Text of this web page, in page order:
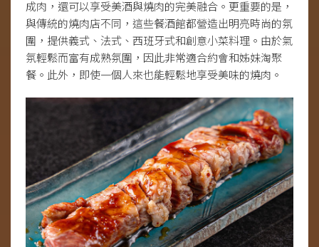
成肉，還可以享受美酒與燒肉的完美融合。更重要的是，
與傳統的燒肉店不同，這些餐酒館都營造出明亮時尚的氛
圍，提供義式、法式、西班牙式和創意小菜料理。由於氣
氛輕鬆而富有成熟氛圍，因此非常適合約會和姊妹淘聚
餐。此外，即使一個人來也能輕鬆地享受美味的燒肉。